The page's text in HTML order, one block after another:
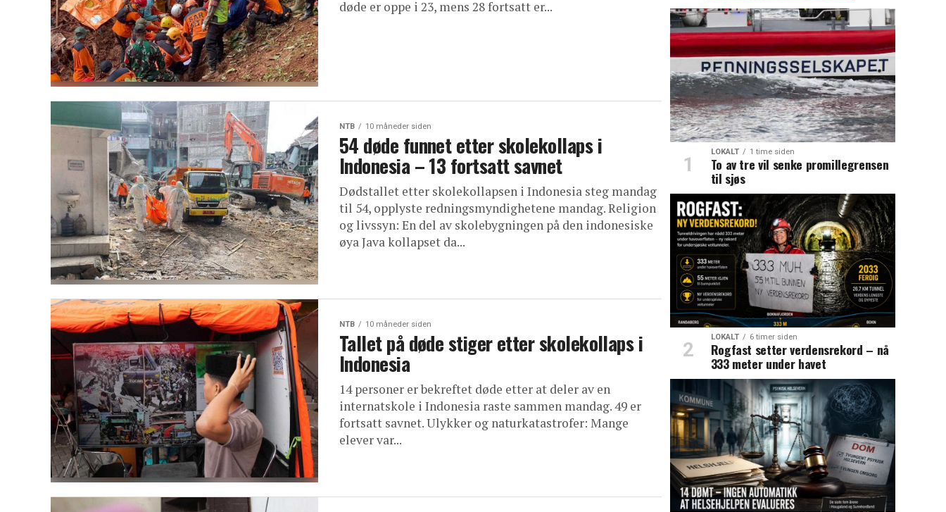
døde er oppe i 23, mens 28 fortsatt er...
NTB 10 måneder siden
54 døde funnet etter skolekollaps i
Indonesia – 13 fortsatt savnet
Dødstallet etter skolekollapsen i Indonesia steg mandag
til 54, opplyste redningsmyndighetene mandag. Religion
og livssyn: En del av skolebygningen på den indonesiske
øya Java kollapset da...
NTB 10 måneder siden
Tallet på døde stiger etter skolekollaps i
Indonesia
14 personer er bekreftet døde etter at deler av en
internatskole i Indonesia raste sammen mandag. 49 er
fortsatt savnet. Ulykker og naturkatastrofer: Mange
elever var...
LOKALT 1 time siden
To av tre vil senke promillegrensen
til sjøs
LOKALT 6 timer siden
Rogfast setter verdensrekord – nå
333 meter under havet